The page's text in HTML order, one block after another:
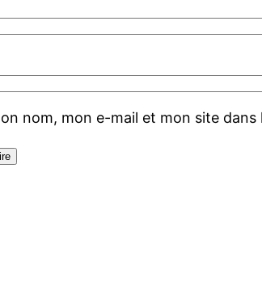
nom, mon e-mail et mon site